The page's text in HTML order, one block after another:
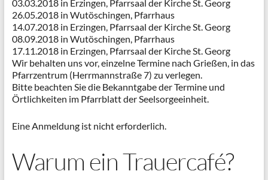
03.03.2018 in Erzingen, Pfarrsaal der Kirche St. Georg
26.05.2018 in Wutöschingen, Pfarrhaus
14.07.2018 in Erzingen, Pfarrsaal der Kirche St. Georg
08.09.2018 in Wutöschingen, Pfarrhaus
17.11.2018 in Erzingen, Pfarrsaal der Kirche St. Georg
Wir behalten uns vor, einzelne Termine nach Grießen, in das
Pfarrzentrum (Herrmannstraße 7) zu verlegen.
Bitte beachten Sie die Bekanntgabe der Termine und
Örtlichkeiten im Pfarrblatt der Seelsorgeeinheit.
Eine Anmeldung ist nicht erforderlich.
Warum ein Trauercafé?